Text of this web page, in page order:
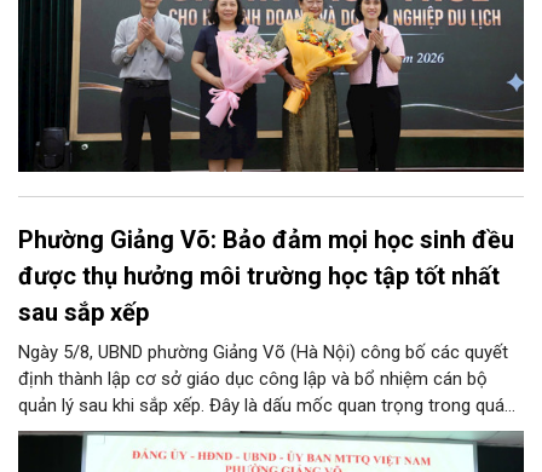
Phường Giảng Võ: Bảo đảm mọi học sinh đều
được thụ hưởng môi trường học tập tốt nhất
sau sắp xếp
Ngày 5/8, UBND phường Giảng Võ (Hà Nội) công bố các quyết
định thành lập cơ sở giáo dục công lập và bổ nhiệm cán bộ
quản lý sau khi sắp xếp. Đây là dấu mốc quan trọng trong quá
trình kiện toàn tổ chức bộ máy, thực hiện chủ trương tinh gọn,
nâng cao hiệu lực, hiệu quả quản lý theo các nghị quyết của